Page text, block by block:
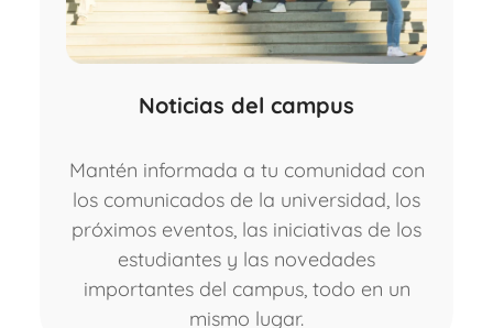
Noticias del campus
Mantén informada a tu comunidad con
los comunicados de la universidad, los
próximos eventos, las iniciativas de los
estudiantes y las novedades
importantes del campus, todo en un
mismo lugar.